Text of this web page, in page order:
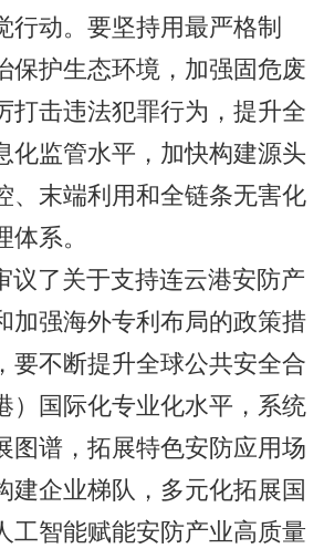
行动。要坚持用最严格制
保护生态环境，加强固危废
打击违法犯罪行为，提升全
化监管水平，加快构建源头
、末端利用和全链条无害化
系。
议了关于支持连云港安防产
加强海外专利布局的政策措
要不断提升全球公共安全合
）国际化专业化水平，系统
图谱，拓展特色安防应用场
建企业梯队，多元化拓展国
工智能赋能安防产业高质量